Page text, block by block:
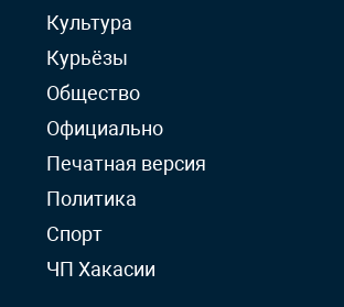
Культура
Курьёзы
Общество
Официально
Печатная версия
Политика
Спорт
ЧП Хакасии